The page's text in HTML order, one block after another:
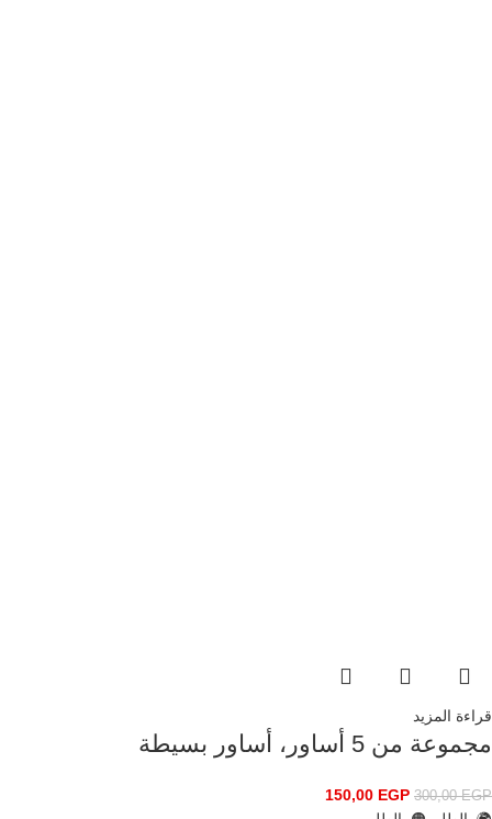
قراءة المزيد
مجموعة من 5 أساور، أساور بسيطة
300,00EGP
150,00 EGP